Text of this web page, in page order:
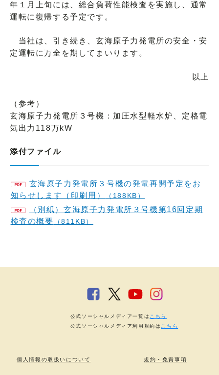
年１月上旬には、総合負荷性能検査を実施し、通常
運転に復帰する予定です。
当社は、引き続き、玄海原子力発電所の安全・安
定運転に万全を期してまいります。
以上
（参考）
玄海原子力発電所３号機：加圧水型軽水炉、定格電
気出力118万kW
添付ファイル
玄海原子力発電所３号機の発電再開予定をお
知らせします（印刷用）
（188KB）
（別紙）玄海原子力発電所３号機第16回定期
検査の概要 （811KB）
個人情報の取扱いについて 規約・免責事項
公式ソーシャルメディア一覧は こちら
公式ソーシャルメディア利用規約は こちら